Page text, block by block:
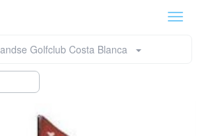
Golfclub Costa Blanca